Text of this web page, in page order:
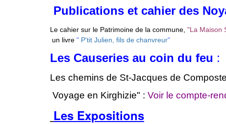
Publications et cahier des
Le cahier sur le Patrimoine de la commune, "La Maison
un livre " P'tit Julien, fils de chanvreur"
Les Causeries au coin du feu :
Les chemins de St-Jacques de
Voyage en Kirghizie" : Voir le compte-
Les Expositions